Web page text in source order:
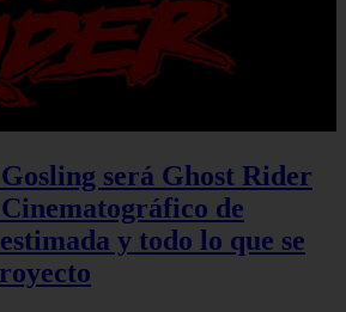
será Ghost Rider
de
y todo lo que se